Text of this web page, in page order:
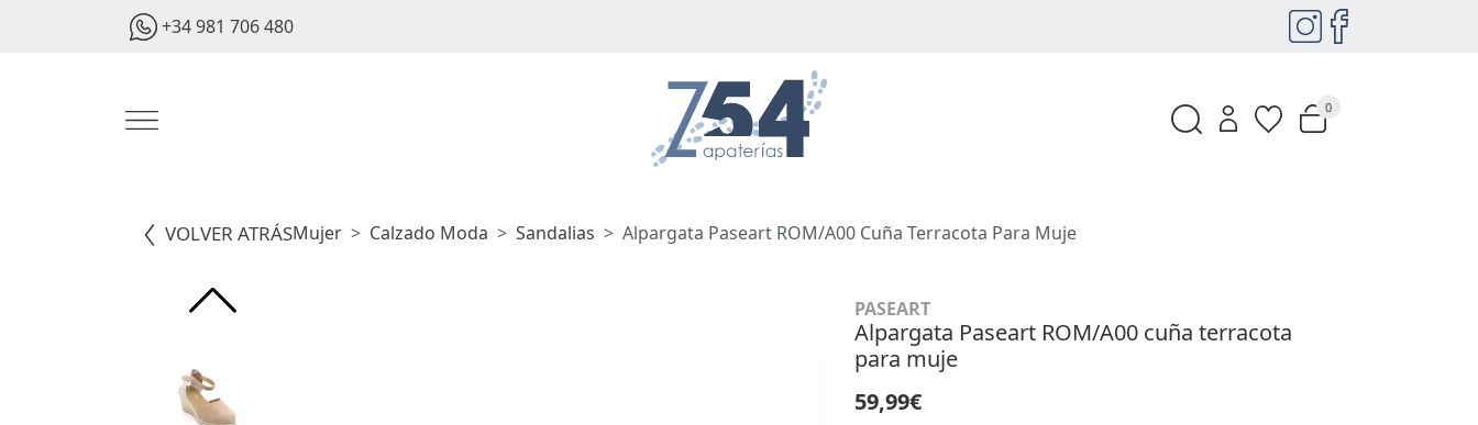
+34 981 706 480
0
VOLVER ATRÁSMujer Calzado Moda Sandalias Alpargata Paseart ROM/A00 Cuña Terracota Para Muje
PASEART
Alpargata Paseart ROM/A00 cuña terracota
para muje
59,99€